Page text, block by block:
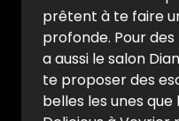
prêtent à te faire
profonde. Pour
a aussi le salon
te proposer des
belles les unes que